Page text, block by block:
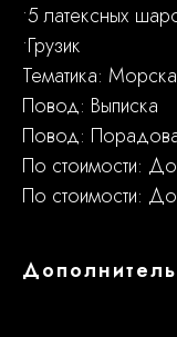
•5 латексных
•Грузик
Тематика:
Повод: Выписка
Повод:
По стоимости:
По стоимости: